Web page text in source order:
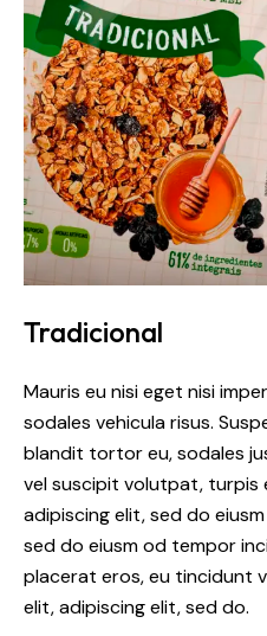
Tradicional
Mauris eu nisi eget nisi
sodales vehicula risus.
blandit tortor eu, sodales
vel suscipit volutpat, turpis
adipiscing elit, sed do
sed do eiusm od tempor
placerat eros, eu tincidunt
elit, adipiscing elit, sed do.